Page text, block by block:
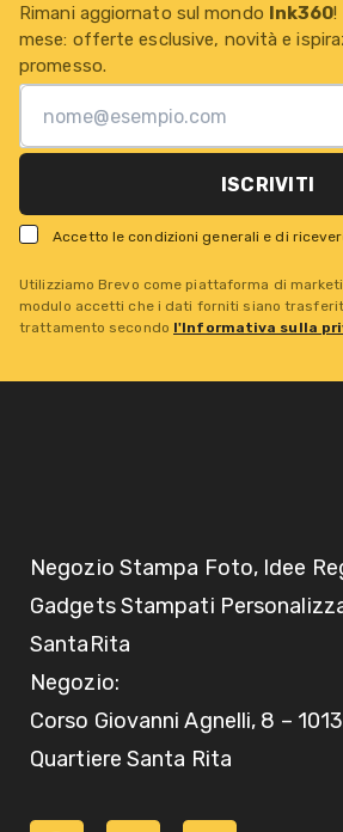
Rimani aggiornato sul mondo Ink360!
mese: offerte esclusive, novità e
promesso.
ISCRIVITI
Accetto le condizioni generali e di
Utilizziamo Brevo come piattaforma di
modulo accetti che i dati forniti siano
trattamento secondo l'Informativa sulla
Negozio Stampa Foto, Idee
Gadgets Stampati
SantaRita
Negozio:
Corso Giovanni Agnelli, 8 –
Quartiere Santa Rita